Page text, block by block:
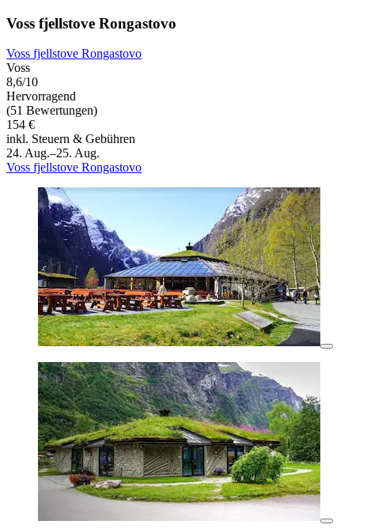
Voss fjellstove Rongastovo
Voss fjellstove Rongastovo
Voss
8,6/10
Hervorragend
(51 Bewertungen)
154 €
inkl. Steuern & Gebühren
24. Aug.–25. Aug.
Voss fjellstove Rongastovo